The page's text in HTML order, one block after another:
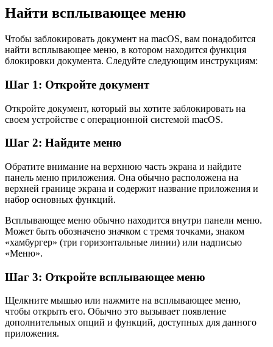
Найти всплывающее меню
Чтобы заблокировать документ на macOS, вам понадобится
найти всплывающее меню, в котором находится функция
блокировки документа. Следуйте следующим инструкциям:
Шаг 1: Откройте документ
Откройте документ, который вы хотите заблокировать на
своем устройстве с операционной системой macOS.
Шаг 2: Найдите меню
Обратите внимание на верхнюю часть экрана и найдите
панель меню приложения. Она обычно расположена на
верхней границе экрана и содержит название приложения и
набор основных функций.
Всплывающее меню обычно находится внутри панели меню.
Может быть обозначено значком с тремя точками, знаком
«хамбургер» (три горизонтальные линии) или надписью
«Меню».
Шаг 3: Откройте всплывающее меню
Щелкните мышью или нажмите на всплывающее меню,
чтобы открыть его. Обычно это вызывает появление
дополнительных опций и функций, доступных для данного
приложения.